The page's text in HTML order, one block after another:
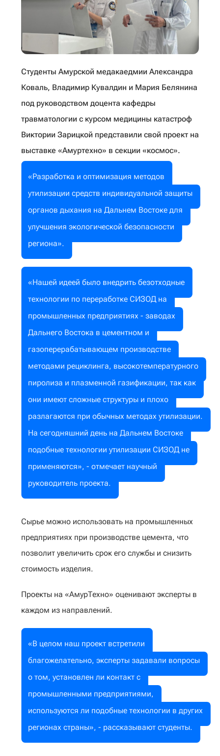
Студенты Амурской медакаедмии Александра
Коваль, Владимир Кувалдин и Мария Белянина
под руководством доцента кафедры
травматологии с курсом медицины катастроф
Виктории Зарицкой представили свой проект на
выставке «Амуртехно» в секции «космос».
«Разработка и оптимизация методов
утилизации средств индивидуальной защиты
органов дыхания на Дальнем Востоке для
улучшения экологической безопасности
региона».
«Нашей идеей было внедрить безотходные
технологии по переработке СИЗОД на
промышленных предприятиях - заводах
Дальнего Востока в цементном и
газоперерабатывающем производстве
методами рециклинга, высокотемпературного
пиролиза и плазменной газификации, так как
они имеют сложные структуры и плохо
разлагаются при обычных методах утилизации.
На сегодняшний день на Дальнем Востоке
подобные технологии утилизации СИЗОД не
применяются», - отмечает научный
руководитель проекта.
Сырье можно использовать на промышленных
предприятиях при производстве цемента, что
позволит увеличить срок его службы и снизить
стоимость изделия.
Проекты на «АмурТехно» оценивают эксперты в
каждом из направлений.
«В целом наш проект встретили
благожелательно, эксперты задавали вопросы
о том, установлен ли контакт с
промышленными предприятиями,
используются ли подобные технологии в других
регионах страны», - рассказывают студенты.